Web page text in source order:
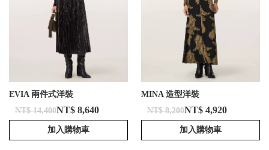
EVIA 兩件式洋裝
NT$ 14,400NT$ 8,640
加入購物車
MINA 造型洋裝
NT$ 8,200NT$ 4,920
加入購物車